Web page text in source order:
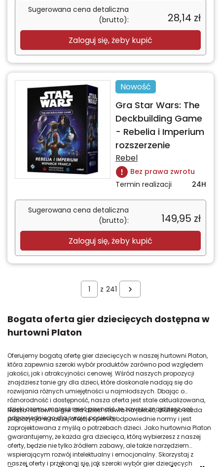
Sugerowana cena detaliczna
(brutto):
28,14 zł
Zaloguj się, żeby kupić
Nowość
Gra Star Wars: The
Deckbuilding Game
- Rebelia i Imperium
rozszerzenie
Rebel
Bez prawa zwrotu
Termin realizacji
24H
Sugerowana cena detaliczna
(brutto):
149,95 zł
Zaloguj się, żeby kupić
z 241
Bogata oferta gier dziecięcych dostępna w
hurtowni Platon
Oferujemy bogatą ofertę gier dziecięcych w naszej hurtowni Platon,
która zapewnia szeroki wybór produktów zarówno pod względem
jakości, jak i atrakcyjności cenowej. Wśród naszych propozycji
znajdziesz tanie gry dla dzieci, które doskonale nadają się do
rozwijania różnych umiejętności u najmłodszych. Dbając o
różnorodność i dostępność, nasza oferta jest stale aktualizowana,
dzięki czemu możesz mieć pewność, że zawsze znajdziesz coś
odpowiedniego dla swojej pociechy.
Nasza hurtownia gier dla dzieci stawia na jakość, dlatego każda
propozycja w naszej ofercie spełnia odpowiednie normy i jest
zaprojektowana z myślą o potrzebach dzieci. Jako hurtownia Platon
gwarantujemy, że każda gra dziecięca, którą wybierzesz z naszej
oferty, będzie nie tylko źródłem zabawy, ale także narzędziem
wspierającym rozwój intelektualny i emocjonalny. Skorzystaj z
naszej oferty i przekonaj się, jak szeroki wybór gier dziecięcych